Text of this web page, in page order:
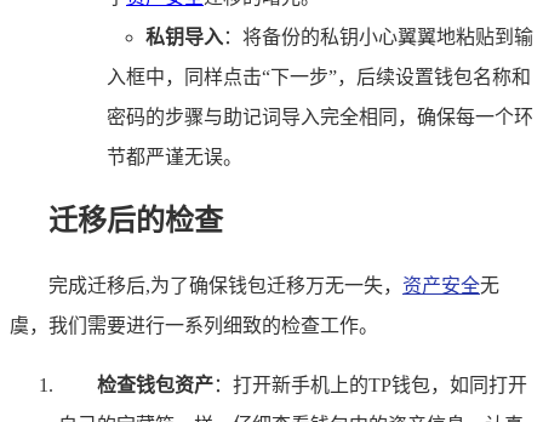
私钥导入：将备份的私钥小心翼翼地粘贴到输
入框中，同样点击“下一步”，后续设置钱包名称和
密码的步骤与助记词导入完全相同，确保每一个环
节都严谨无误。
迁移后的检查
完成迁移后,为了确保钱包迁移万无一失， 资产安全无
虞，我们需要进行一系列细致的检查工作。
检查钱包资产：打开新手机上的TP钱包，如同打开